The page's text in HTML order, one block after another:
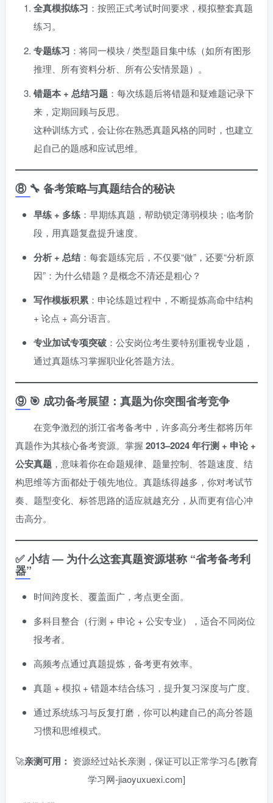
全真模拟练习 ：按照正式考试时间要求，模拟整套真题
练习。
专题练习 ：将同一模块 / 类型题目集中练（如所有图形
推理、所有资料分析、所有公安情景题）。
错题本 + 总结习题 ：每次练题后将错题和疑难题记录下
来，定期回顾与反思。
这种训练方式，会让你在熟悉真题风格的同时，也建立
起自己的题感和应试思维。
⑧ 🔧 备考策略与真题结合的秘诀
早练 + 多练 ：早期练真题，帮助锁定薄弱模块；临考阶
段，用真题复盘提升速度。
分析 + 总结：每套题练完后，不仅要“做”，还要“分析原
因”：为什么错题？是概念不清还是粗心？
写作模板积累 ：申论练题过程中，不断提炼高命中结构
+ 论点 + 高分语言。
专业加试专项突破 ：公安岗位考生要特别重视专业题，
通过真题练习掌握职业化答题方法。
⑨ 🎯 成功备考展望：真题为你突围省考竞争
在竞争激烈的浙江省考备考中，许多高分考生都将历年
真题作为其核心备考资源。掌握 2013–2024 年行测 + 申论 +
公安真题 ，意味着你在命题规律、题量控制、答题速度、结
构思维等方面都处于领先地位。真题练得越多，你对考试节
奏、题型变化、标答思路的适应就越充分，从而更有信心冲
击高分。
✅ 小结 — 为什么这套真题资源堪称 “省考备考利
器”
时间跨度长、覆盖面广，考点更全面。
多科目整合（行测 + 申论 + 公安专业），适合不同岗位
报考者。
高频考点通过真题提炼，备考更有效率。
真题 + 模拟 + 错题本结合练习，提升复习深度与广度。
通过系统练习与反复打磨，你可以构建自己的高分答题
习惯和思维模式。
🚀亲测可用： 资源经过站长亲测，保证可以正常学习💪[教育
学习网-jiaoyuxuexi.com]